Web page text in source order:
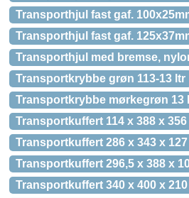
Transporthjul fast gaf.
Transporthjul fast gaf.
Transporthjul med bremse,
Transportkrybbe grøn 113-13 ltr
Transportkrybbe mørkegrøn 13
Transportkuffert 114 x 388 x
Transportkuffert 286 x 343 x
Transportkuffert 296,5 x 388 x
Transportkuffert 340 x 400 x